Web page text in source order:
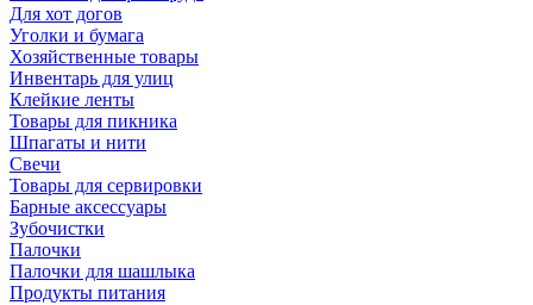
Для хот догов
Уголки и бумага
Хозяйственные товары
Инвентарь для улиц
Клейкие ленты
Товары для пикника
Шпагаты и нити
Свечи
Товары для сервировки
Барные аксессуары
Зубочистки
Палочки
Палочки для шашлыка
Продукты питания